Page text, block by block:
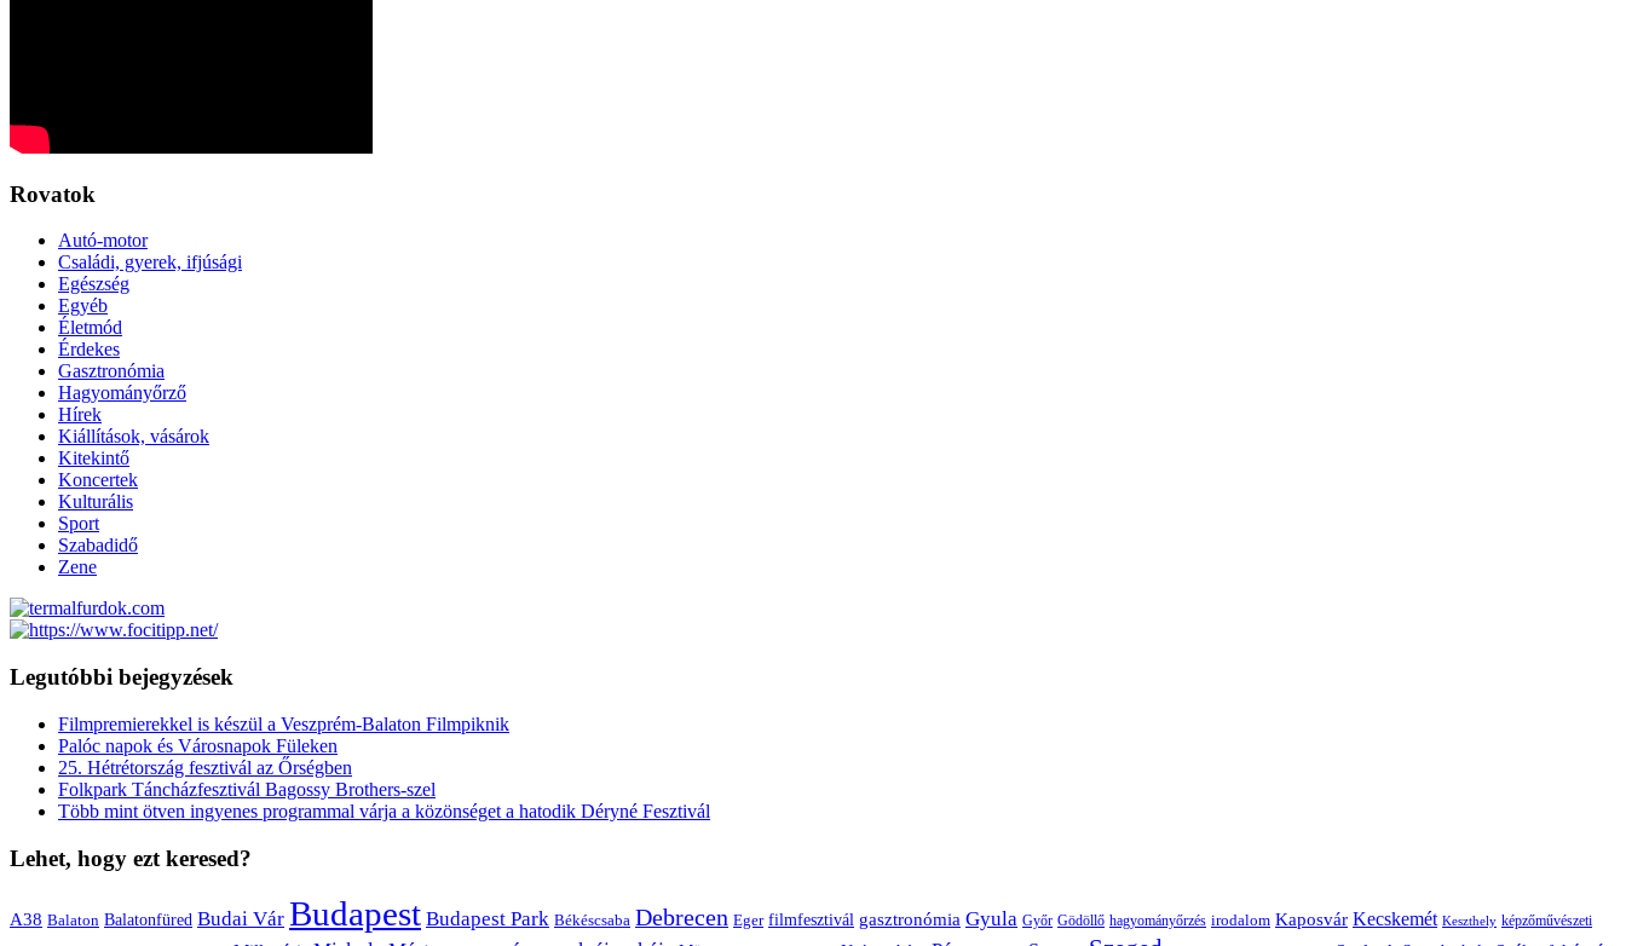
Rovatok
Autó-motor
Családi, gyerek, ifjúsági
Egészség
Egyéb
Életmód
Érdekes
Gasztronómia
Hagyományőrző
Hírek
Kiállítások, vásárok
Kitekintő
Koncertek
Kulturális
Sport
Szabadidő
Zene
Legutóbbi bejegyzések
Filmpremierekkel is készül a Veszprém-Balaton Filmpiknik
Palóc napok és Városnapok Füleken
25. Hétrétország fesztivál az Őrségben
Folkpark Táncházfesztivál Bagossy Brothers-szel
Több mint ötven ingyenes programmal várja a közönséget a hatodik Déryné Fesztivál
Lehet, hogy ezt keresed?
A38 Balaton Balatonfüred Budai Vár Budapest Budapest Park Békéscsaba Debrecen Eger filmfesztivál gasztronómia Gyula Győr Gödöllő hagyományőrzés irodalom Kaposvár Kecskemét Keszthely képzőművészeti